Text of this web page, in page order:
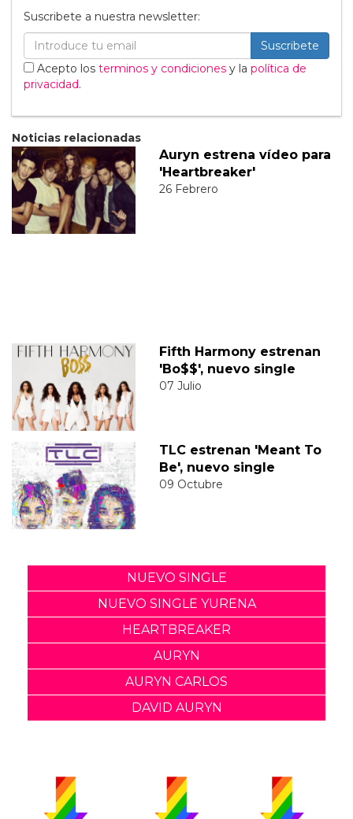
Suscribete a nuestra newsletter:
Suscribete
Acepto los terminos y condiciones y la política de
privacidad.
Noticias relacionadas
Auryn estrena vídeo para
'Heartbreaker'
26 Febrero
Fifth Harmony estrenan
'Bo$$', nuevo single
07 Julio
TLC estrenan 'Meant To
Be', nuevo single
09 Octubre
NUEVO SINGLE
NUEVO SINGLE YURENA
HEARTBREAKER
AURYN
AURYN CARLOS
DAVID AURYN